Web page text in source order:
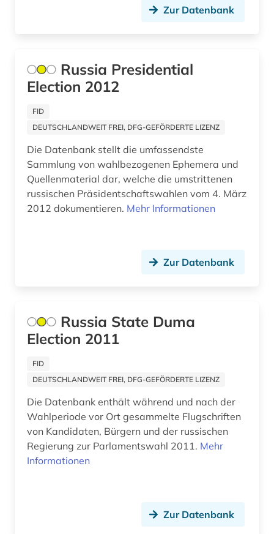
sprache (1)
stalin (1)
statistik (2)
statistik 1870-1917 (1)
südasien (1)
pazifist (1)
turksprachen (2)
udssr (1)
ukraine (2)
Zur Datenbank
Russia Presidential
Election 2012
FID
DEUTSCHLANDWEIT FREI, DFG-GEFÖRDERTE LIZENZ
Die Datenbank stellt die umfassendste
Sammlung von wahlbezogenen Ephemera und
Quellenmaterial dar, welche die umstrittenen
russischen Präsidentschaftswahlen vom 4. März
2012 dokumentieren. Mehr Informationen
Zur Datenbank
Russia State Duma
Election 2011
FID
DEUTSCHLANDWEIT FREI, DFG-GEFÖRDERTE LIZENZ
Die Datenbank enthält während und nach der
Wahlperiode vor Ort gesammelte Flugschriften
von Kandidaten, Bürgern und der russischen
Regierung zur Parlamentswahl 2011. Mehr
Informationen
Zur Datenbank